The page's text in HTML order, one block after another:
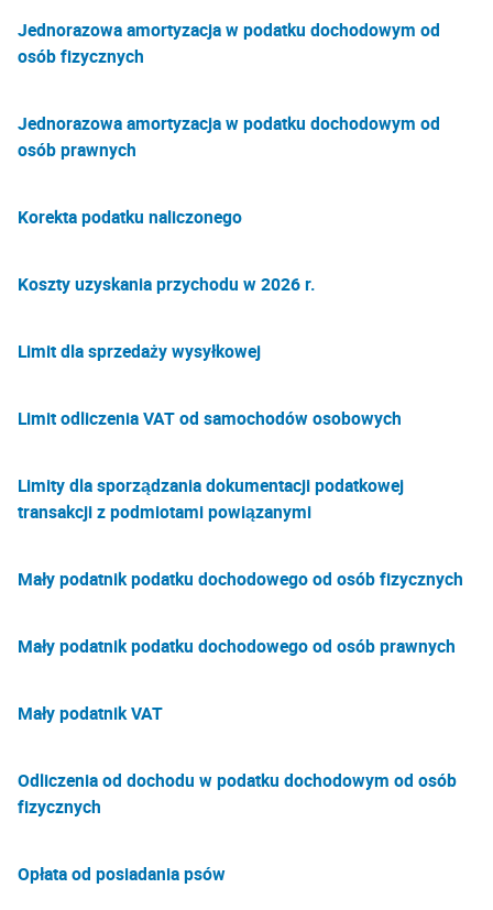
Jednorazowa amortyzacja w podatku dochodowym od
osób fizycznych
Jednorazowa amortyzacja w podatku dochodowym od
osób prawnych
Korekta podatku naliczonego
Koszty uzyskania przychodu w 2026 r.
Limit dla sprzedaży wysyłkowej
Limit odliczenia VAT od samochodów osobowych
Limity dla sporządzania dokumentacji podatkowej
transakcji z podmiotami powiązanymi
Mały podatnik podatku dochodowego od osób fizycznych
Mały podatnik podatku dochodowego od osób prawnych
Mały podatnik VAT
Odliczenia od dochodu w podatku dochodowym od osób
fizycznych
Opłata od posiadania psów